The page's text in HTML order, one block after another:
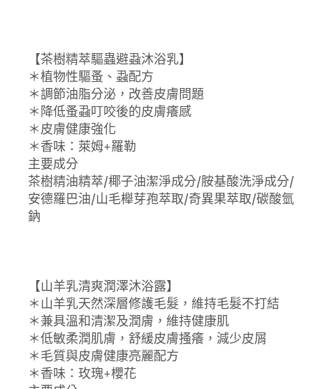
【茶樹精萃驅蟲避蝨沐浴乳】
＊植物性驅蚤、蝨配方
＊調節油脂分泌，改善皮膚問題
＊降低蚤蝨叮咬後的皮膚癢感
＊皮膚健康強化
＊香味：萊姆+羅勒
主要成分
茶樹精油精萃/椰子油潔淨成分/胺基酸洗淨成分/
安德羅巴油/山毛櫸芽孢萃取/奇異果萃取/碳酸氫
鈉
【山羊乳清爽潤澤沐浴露】
＊山羊乳天然深層修護毛髮，維持毛髮不打結
＊兼具溫和清潔及潤膚，維持健康肌
＊低敏柔潤肌膚，舒緩皮膚搔癢，減少皮屑
＊毛質與皮膚健康亮麗配方
＊香味：玫瑰+櫻花